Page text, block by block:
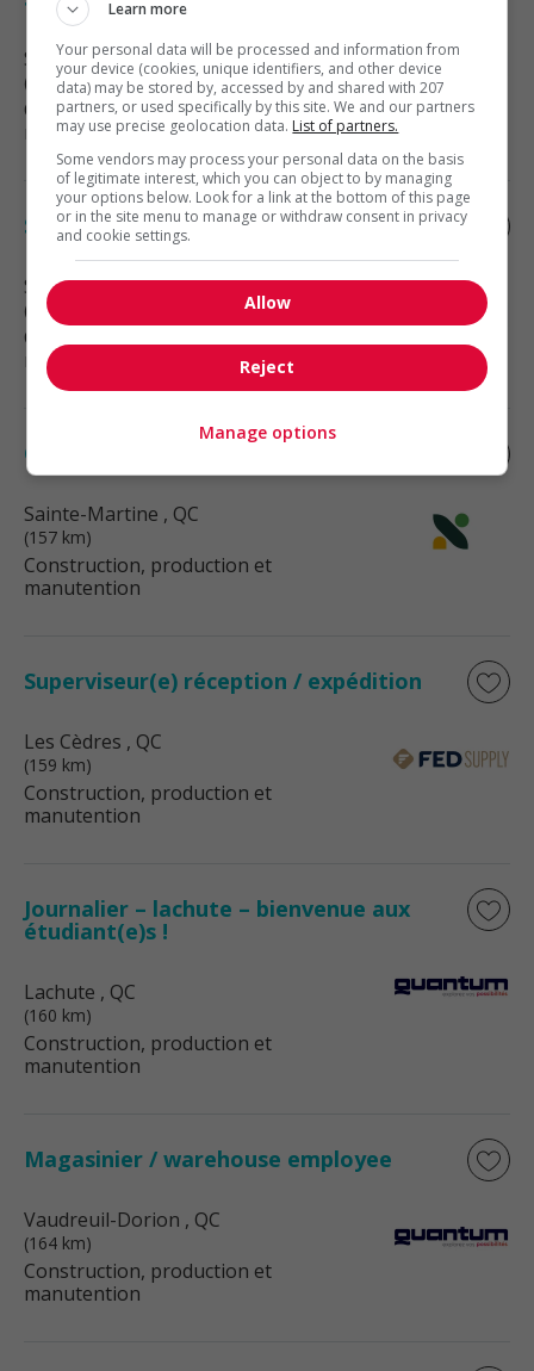
Salaberry-de-Valleyfield , QC
(156 km)
Construction, production et
manutention
Soudeur assembleur (h/f)
Salaberry-de-Valleyfield, QC
(156 km)
Construction, production et
manutention
Cariste expédition-réception, de soir
Sainte-Martine , QC
(157 km)
Construction, production et
manutention
Superviseur(e) réception / expédition
Les Cèdres , QC
(159 km)
Construction, production et
manutention
Journalier – lachute – bienvenue aux
étudiant(e)s !
Lachute , QC
(160 km)
Construction, production et
manutention
Magasinier / warehouse employee
Vaudreuil-Dorion , QC
(164 km)
Construction, production et
manutention
Learn more
Your personal data will be processed and information from
your device (cookies, unique identifiers, and other device
data) may be stored by, accessed by and shared with 207
partners, or used specifically by this site. We and our partners
may use precise geolocation data. List of partners.
Some vendors may process your personal data on the basis
of legitimate interest, which you can object to by managing
your options below. Look for a link at the bottom of this page
or in the site menu to manage or withdraw consent in privacy
and cookie settings.
Allow
Reject
Manage options